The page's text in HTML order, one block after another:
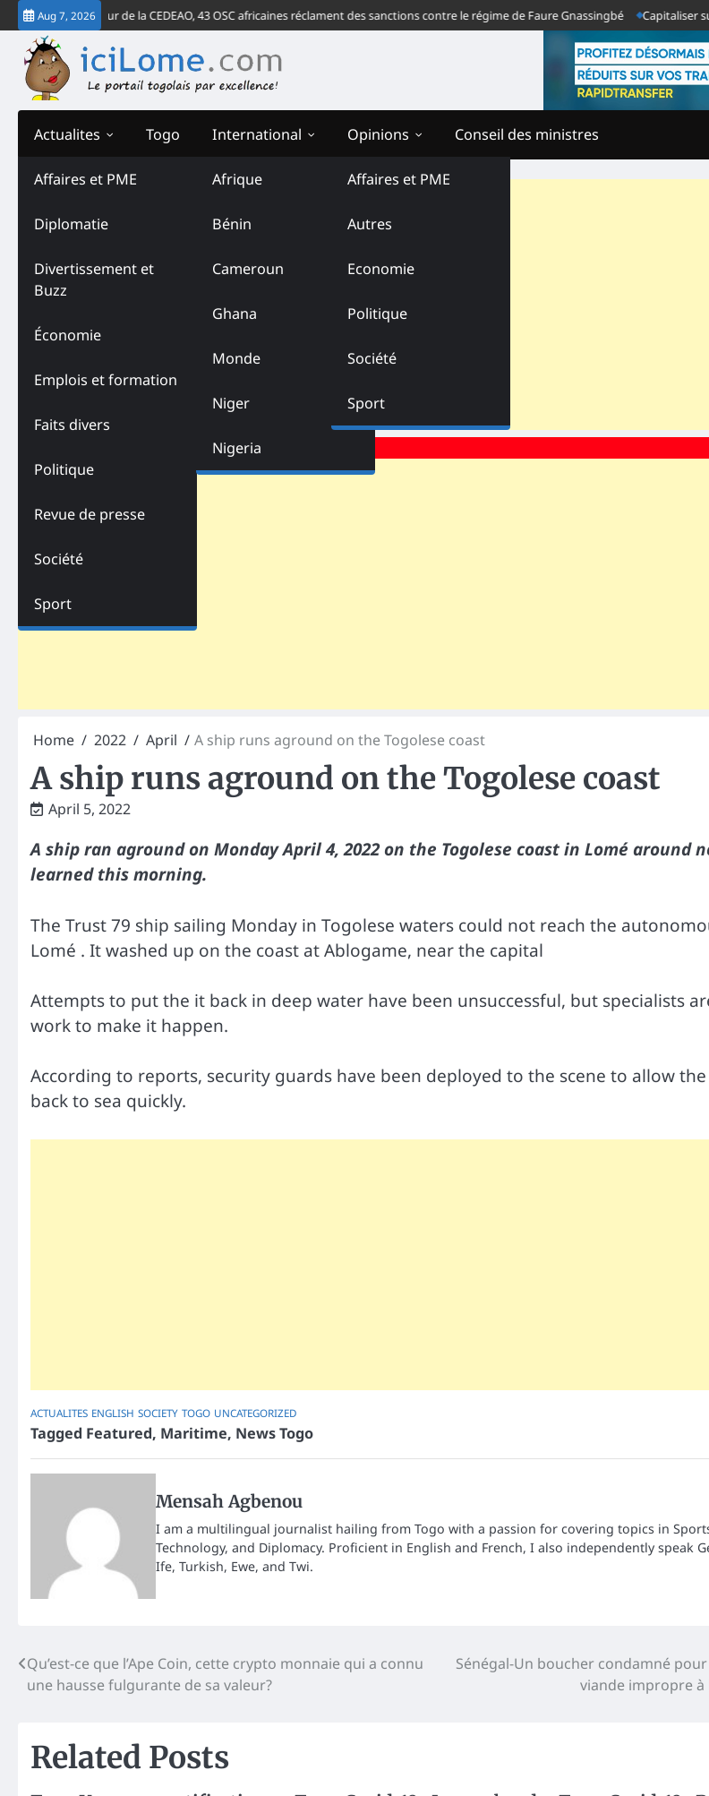
Skip
to
content
Aug 7, 2026
verdict de la Cour de la CEDEAO, 43 OSC africaines réclament des sanctions contre le régime de Faure Gnassingbé Capitaliser sur
Actualites
Affaires et PME
Diplomatie
Divertissement et
Buzz
Économie
Emplois et formation
Faits divers
Politique
Revue de presse
Société
Sport
Togo International
Afrique
Bénin
Cameroun
Ghana
Monde
Niger
Nigeria
Opinions
Affaires et PME
Autres
Economie
Politique
Société
Sport
Conseil des ministres
Home 2022 April A ship runs aground on the Togolese coast
A ship runs aground on the Togolese coast
April 5, 2022
A ship ran aground on Monday April 4, 2022 on the Togolese coast in Lomé around
learned this morning.
The Trust 79 ship sailing Monday in Togolese waters could not reach the
Lomé . It washed up on the coast at Ablogame, near the capital
Attempts to put the it back in deep water have been unsuccessful, but specialists
work to make it happen.
According to reports, security guards have been deployed to the scene to allow
back to sea quickly.
ACTUALITES ENGLISH SOCIETY TOGO UNCATEGORIZED
Tagged Featured, Maritime, News Togo
Mensah Agbenou
I am a multilingual journalist hailing from Togo with a passion for covering topics in
Technology, and Diplomacy. Proficient in English and French, I also independently speak
Ife, Turkish, Ewe, and Twi.
Post
navigation
Qu’est-ce que l’Ape Coin, cette crypto monnaie qui a connu
une hausse fulgurante de sa valeur?
Sénégal-Un boucher condamné
viande impropre
Related Posts